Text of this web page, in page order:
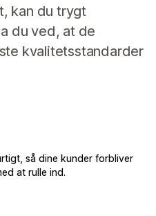
kan du trygt
du ved, at de
kvalitetsstandarder
så dine kunder forbliver
at rulle ind.